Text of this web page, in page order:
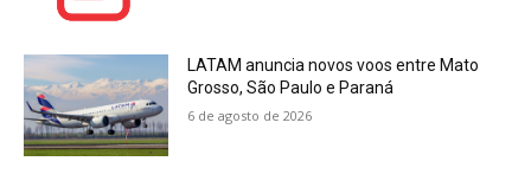
LATAM anuncia novos voos entre Mato
Grosso, São Paulo e Paraná
6 de agosto de 2026